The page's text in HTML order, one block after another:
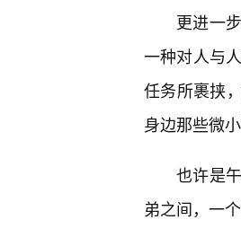
更进一
一种对人与
任务所裹挟
身边那些微
也许是
弟之间，一